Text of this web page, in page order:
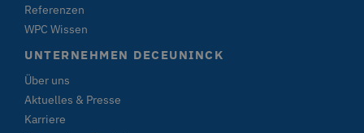
Referenzen
WPC Wissen
UNTERNEHMEN DECEUNINCK
Über uns
Aktuelles & Presse
Karriere
die Website nicht ordnungsgemäß verwendet